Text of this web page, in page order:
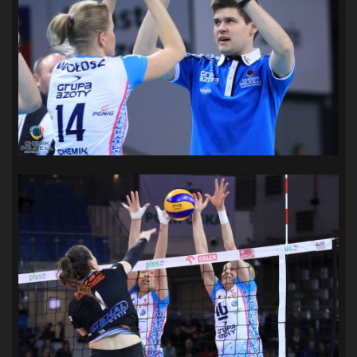
SANDRA SPA POGOŃ SZCZECIN(100) SIEDLECKA (63)
SPARING(110) SPR POGOŃ SZCZECIN
SPÓJNIA STARGARD(35) STOCZNIA SZCZECIN(40)
SUPERLIGA KOBIET SUPERLIGA MĘŻCZYZN(92)
TAURON LIGA KOBIET(106) (26) TREFL SOPOT (26)
WYGRANA (43) ZAGŁĘBIE LUBIN ŚLĄSK WROCŁAW (29)
ŚWIT SKOLWIN (111)
STAT4U